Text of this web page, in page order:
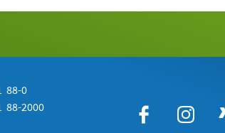
88-0
88-2000